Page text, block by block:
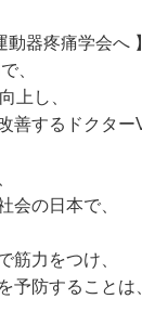
動器疼痛学会へ 】
、
上し、
善するドクター
会の日本で、
筋力をつけ、
予防することは